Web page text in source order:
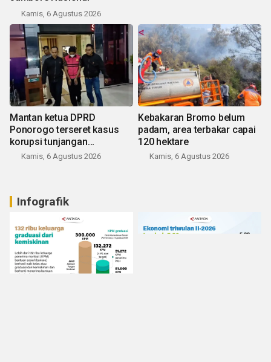
Kamis, 6 Agustus 2026
Mantan ketua DPRD
Ponorogo terseret kasus
korupsi tunjangan
perumahan
Kamis, 6 Agustus 2026
Kebakaran Bromo belum
padam, area terbakar capai
120 hektare
Kamis, 6 Agustus 2026
Infografik